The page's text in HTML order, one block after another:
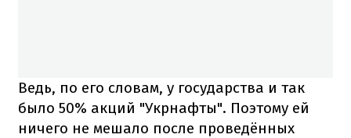
Ведь, по его словам, у государства и так
было 50% акций "Укрнафты". Поэтому ей
ничего не мешало после проведённых